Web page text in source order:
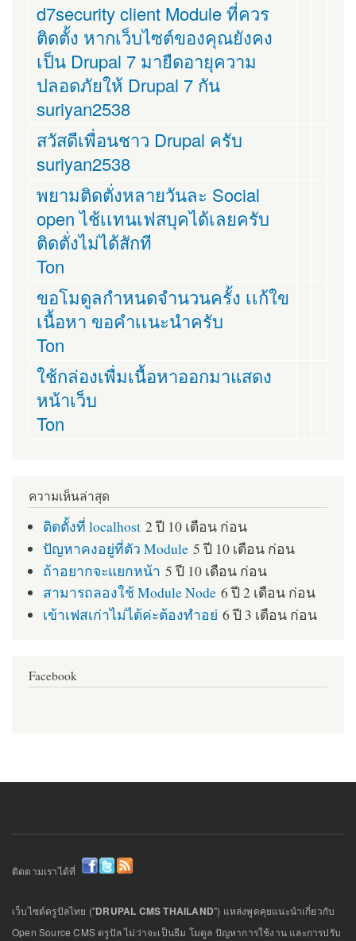
d7security client Module ที่ควร
ติดตั้ง หากเว็บไซต์ของคุณยังคง
เป็น Drupal 7 มายืดอายุความ
ปลอดภัยให้ Drupal 7 กัน
suriyan2538
สวัสดีเพื่อนชาว Drupal ครับ
suriyan2538
พยามติดตั่งหลายวันละ Social
open ไช้เเทนเฟสบุคได้เลยครับ
ติดตั่งไม่ได้สักที
Ton
ขอโมดูลกำหนดจำนวนครั้ง เเก้ใข
เนื้อหา ขอคำเเนะนำครับ
Ton
ใช้กล่องเพื่มเนื้อหาออกมาแสดง
หน้าเว็บ
Ton
ความเห็นล่าสุด
ติดตั้งที่ localhost 2 ปี 10 เดือน ก่อน
ปัญหาคงอยู่ที่ตัว Module 5 ปี 10 เดือน ก่อน
ถ้าอยากจะแยกหน้า 5 ปี 10 เดือน ก่อน
สามารถลองใช้ Module Node 6 ปี 2 เดือน ก่อน
เข้าเฟสเก่าไม่ได้ค่ะต้องทำอย่ 6 ปี 3 เดือน ก่อน
Facebook
ติดตามเราได้ที่
เว็บไซต์ดรูปัลไทย ("DRUPAL CMS THAILAND") แหล่งพูดคุยแนะนำเกี่ยวกับ
Open Source CMS ดรูปัล ไม่ว่าจะเป็นธีม โมดูล ปัญหาการใช้งาน และการปรับ